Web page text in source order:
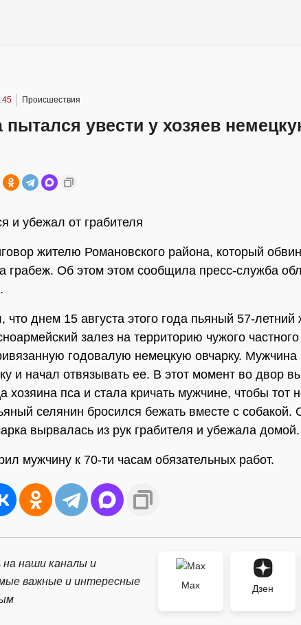
Происшествия
увести у хозяев
и убежал от грабителя
жителю Романовского района, который
грабеж. Об этом этом сообщила пресс-служба
что днем 15 августа этого года пьяный 57-летний
залез на территорию чужого
годовалую немецкую овчарку.
и начал отвязывать ее. В этот момент во двор
хозяина пса и стала кричать мужчине, чтобы тот
селянин бросился бежать вместе с собакой.
вырвалась из рук грабителя и убежала домой.
мужчину к 70-ти часам обязательных работ.
наши каналы и
важные и интересные
Max Дзен